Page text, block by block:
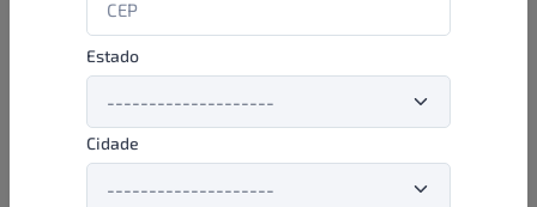
Estado
Cidade
comprando de seus distribuidores parceiros e encontra novos
distribuidores para comprar cada vez com mais praticidade e
agilidade. Aproveite!
Formas de pagamento